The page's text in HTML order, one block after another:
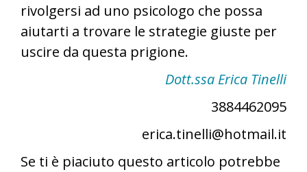
rivolgersi ad uno psicologo che possa
aiutarti a trovare le strategie giuste per
uscire da questa prigione.
Dott.ssa Erica Tinelli
3884462095
erica.tinelli@hotmail.it
Se ti è piaciuto questo articolo potrebbe